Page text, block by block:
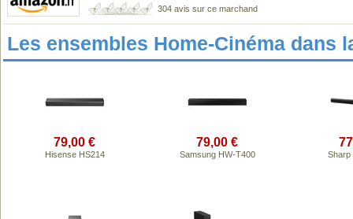
304 avis sur ce marchand
Les ensembles Home-Cinéma dans
79,00 €
Hisense HS214
79,00 €
Samsung HW-T400 Sharp